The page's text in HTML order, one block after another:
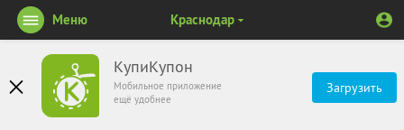
КупиКупон
Мобильное приложение
ещё удобнее
Загрузить
Меню Краснодар